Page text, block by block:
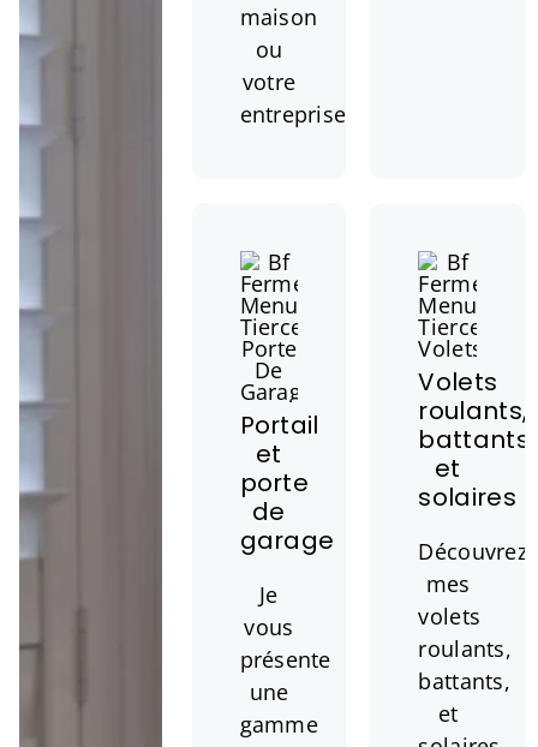
maison
ou
votre
entreprise.
Portail
et
porte
de
garage
Je
vous
présente
une
gamme
Volets
roulants,
battants
et
solaires
Découvrez
mes
volets
roulants,
battants,
et